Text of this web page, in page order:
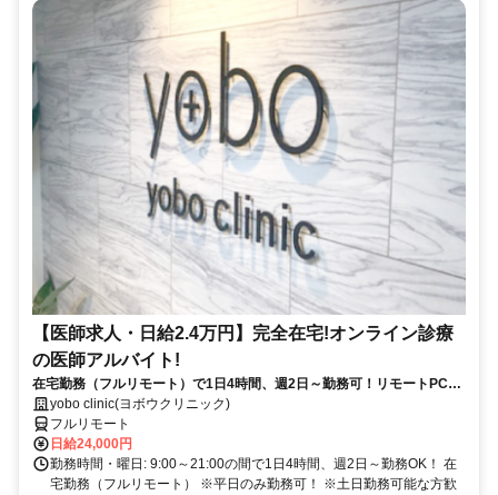
【医師求人・日給2.4万円】完全在宅!オンライン診療
の医師アルバイト!
在宅勤務（フルリモート）で1日4時間、週2日～勤務可！リモートPC・
スマホ支給！
yobo clinic(ヨボウクリニック)
フルリモート
日給24,000円
勤務時間・曜日: 9:00～21:00の間で1日4時間、週2日～勤務OK！ 在
宅勤務（フルリモート） ※平日のみ勤務可！ ※土日勤務可能な方歓